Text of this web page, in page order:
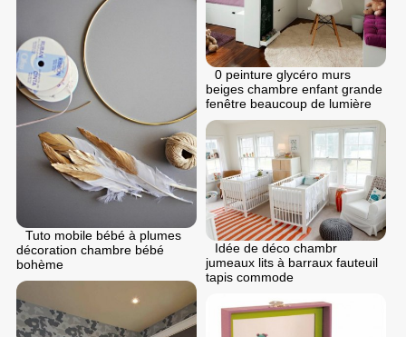
0 peinture glycéro murs
beiges chambre enfant grande
fenêtre beaucoup de lumière
Tuto mobile bébé à plumes
décoration chambre bébé
bohème
Idée de déco chambr
jumeaux lits à barraux fauteuil
tapis commode